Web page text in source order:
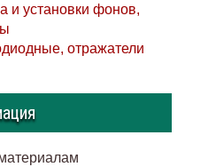
и установки фонов,
отражатели